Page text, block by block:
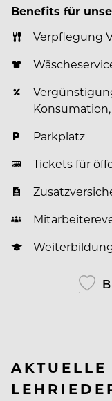
Benefits für
Verpflegung
Parkplatz
Tickets für